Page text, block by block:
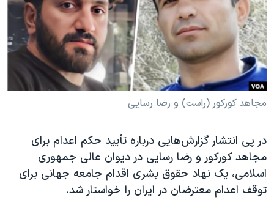
فرهنگ و زندگی
حقوق شهروندی
اقتصادی
علم و فناوری
اسرائیل در جنگ
آرشیو پخش زنده
مستندها
انتخابات ریاست جمهوری آمریکا ۲۰۲۴
حمله جمهوری اسلامی به اسرائیل
رمز مهسا
ورزش زنان در ایران
مجموعه مستندهای دادخواهی
تریبونال مردمی آبان ۹۸
دادگاه حمید نوری
دنبال کنید
زبانهای مختلف
مجاهد کورکور (راست) و رضا رسایی
در پی انتشار گزارش‌هایی درباره تأیید حکم اعدام برای
مجاهد کورکور و رضا رسایی در دیوان عالی جمهوری
اسلامی، یک نهاد حقوق بشری اقدام جامعه جهانی برای
توقف اعدام معترضان در ایران را خواستار شد.